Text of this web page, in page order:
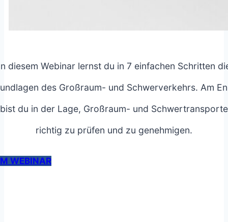
diesem Webinar lernst du in 7 einfachen Schritten
des Großraum- und Schwerverkehrs. Am
bist du in der Lage, Großraum- und Schwertransporte
richtig zu prüfen und zu genehmigen.
WEBINAR